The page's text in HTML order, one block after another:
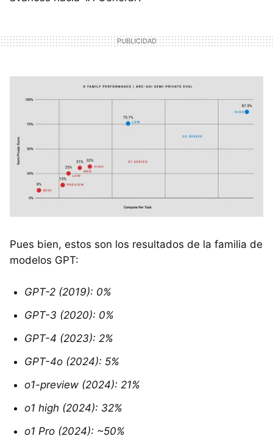
Pues bien, estos son los resultados de la familia de
modelos GPT:
GPT-2 (2019): 0%
GPT-3 (2020): 0%
GPT-4 (2023): 2%
GPT-4o (2024): 5%
o1-preview (2024): 21%
o1 high (2024): 32%
o1 Pro (2024): ~50%